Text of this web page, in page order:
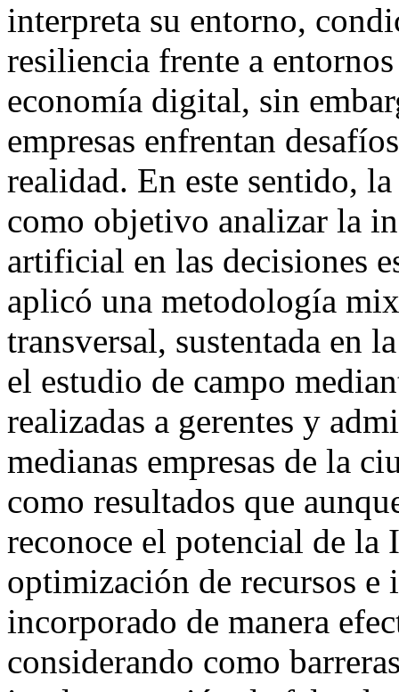
interpreta su entorno,
resiliencia frente a
economía digital, sin
empresas enfrentan
realidad. En este sentido,
como objetivo analizar la
artificial en las decisiones
aplicó una metodología
transversal, sustentada en
el estudio de campo
realizadas a gerentes y
medianas empresas de la
como resultados que
reconoce el potencial de
optimización de recursos
incorporado de manera
considerando como